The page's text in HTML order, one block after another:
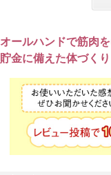
オールハンドで筋肉
貯金に備えた体づくり